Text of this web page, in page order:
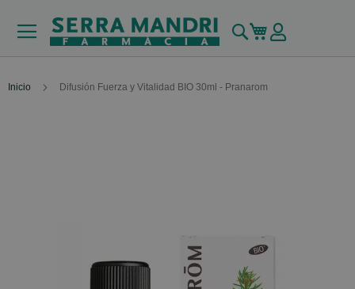
Buscar
Mi carrito
Inicio Difusión Fuerza y Vitalidad BIO 30ml - Pranarom